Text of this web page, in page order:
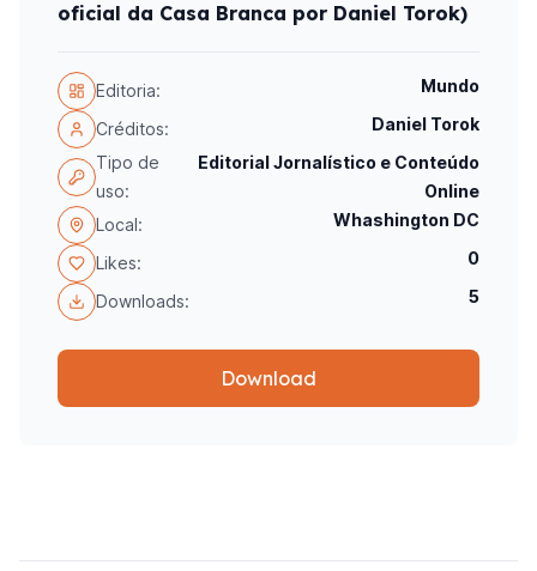
oficial da Casa Branca por Daniel Torok)
Editoria: Mundo
Créditos:
Daniel Torok
Tipo de
uso:
Editorial Jornalístico e Conteúdo
Online
Local:
Whashington DC
Likes: 0
Downloads: 5
Download